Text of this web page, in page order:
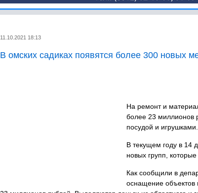
11.10.2021 18:13
В омских садиках появятся более 300 новых
На ремонт и
более 23 миллионов
посудой и игрушками.
В текущем году в 14
новых групп,
Как сообщили в
оснащение объектов